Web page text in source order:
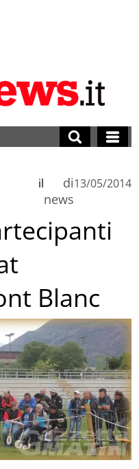
di
news
il 13/05/2014
Blanc